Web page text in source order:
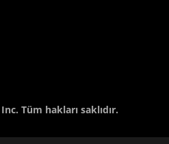
Tüm hakları saklıdır.